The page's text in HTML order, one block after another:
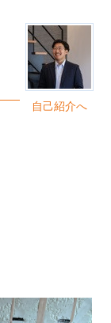
自己紹介へ